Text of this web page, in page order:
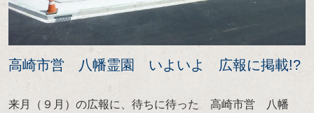
高崎市営 八幡霊園 いよいよ 広報に掲載!?
来月（９月）の広報に、待ちに待った 高崎市営 八幡